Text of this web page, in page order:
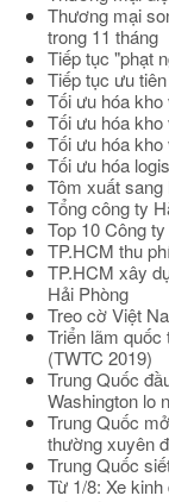
Thương mại
trong 11 tháng
Tiếp tục "phạt
Tiếp tục ưu
Tối ưu hóa
Tối ưu hóa
Tối ưu hóa
Tối ưu hóa
Tôm xuất
Tổng công ty
Top 10 Công
TP.HCM thu
TP.HCM xây
Hải Phòng
Treo cờ Việt
Triển lãm
(TWTC 2019)
Trung Quốc
Washington lo
Trung Quốc
thường xuyên
Trung Quốc
Từ 1/8: Xe